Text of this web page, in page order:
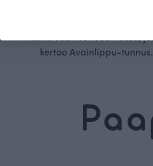
kertoo Avainlippu-tunnus.